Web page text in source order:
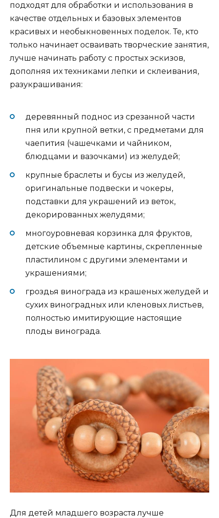
подходят для обработки и использования в
качестве отдельных и базовых элементов
красивых и необыкновенных поделок. Те, кто
только начинает осваивать творческие занятия,
лучше начинать работу с простых эскизов,
дополняя их техниками лепки и склеивания,
разукрашивания:
деревянный поднос из срезанной части
пня или крупной ветки, с предметами для
чаепития (чашечками и чайником,
блюдцами и вазочками) из желудей;
крупные браслеты и бусы из желудей,
оригинальные подвески и чокеры,
подставки для украшений из веток,
декорированных желудями;
многоуровневая корзинка для фруктов,
детские объемные картины, скрепленные
пластилином с другими элементами и
украшениями;
гроздья винограда из крашеных желудей и
сухих виноградных или кленовых листьев,
полностью имитирующие настоящие
плоды винограда.
Для детей младшего возраста лучше